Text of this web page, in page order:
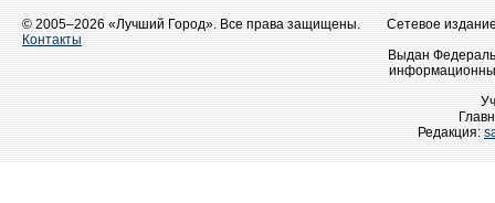
© 2005–2026 «Лучший Город». Все права защищены.
Контакты
Сетевое
Выдан
Редакция: